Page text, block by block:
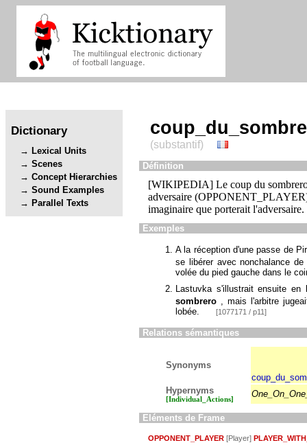
Dictionary
Lexical Units
Scenes
Concept Hierarchies
Sound Examples
Parallel Texts
(substantif)
Définition
[WIKIPEDIA] Le coup du sombrero
adversaire
imaginaire que porterait l'adversaire.
Exemples
A la réception d'une passe de
se libérer avec nonchalance
volée du pied gauche dans le
Lastuvka s'illustrait ensuite
sombrero , mais l'arbitre
lobée.
[1077171 / p11]
Relations sémantiques
Synonyms
Hypernyms
[Individual_Actions]
Eléments de Frame
OPPONENT_PLAYER [Player]